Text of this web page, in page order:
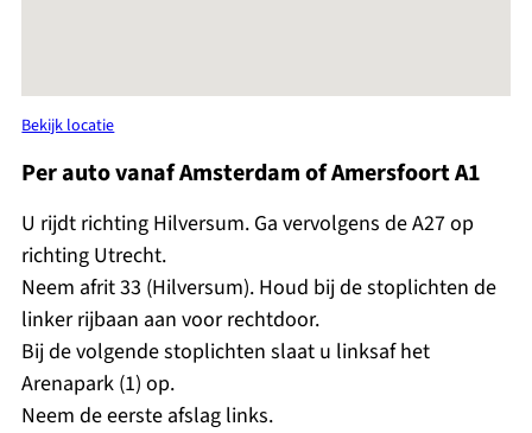
Bekijk locatie
Per auto vanaf Amsterdam of Amersfoort A1
U rijdt richting Hilversum. Ga vervolgens de A27 op
richting Utrecht.
Neem afrit 33 (Hilversum). Houd bij de stoplichten de
linker rijbaan aan voor rechtdoor.
Bij de volgende stoplichten slaat u linksaf het
Arenapark (1) op.
Neem de eerste afslag links.